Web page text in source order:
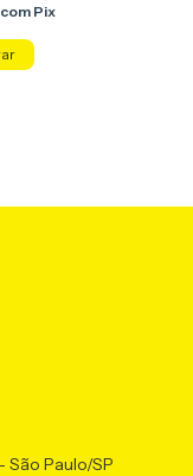
com Pix
São Paulo/SP